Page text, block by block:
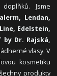
Jsme
Lendan,
Edelstein,
by Dr. Rajská,
vlasy. V
kosmetiku
produkty